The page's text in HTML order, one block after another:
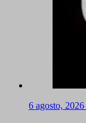
6 agosto, 2026